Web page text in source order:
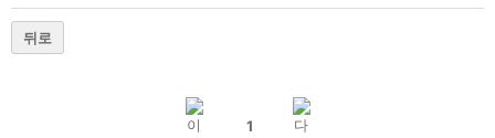
뒤로
1